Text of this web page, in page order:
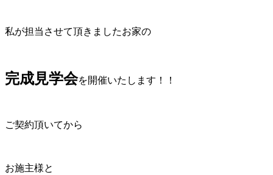
私が担当させて頂きましたお家の
完成見学会を開催いたします！！
ご契約頂いてから
お施主様と